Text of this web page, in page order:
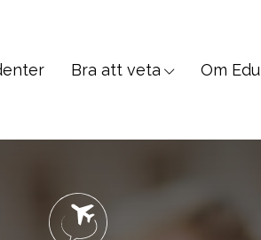
Bra att veta Om
SPRÅKRESOR